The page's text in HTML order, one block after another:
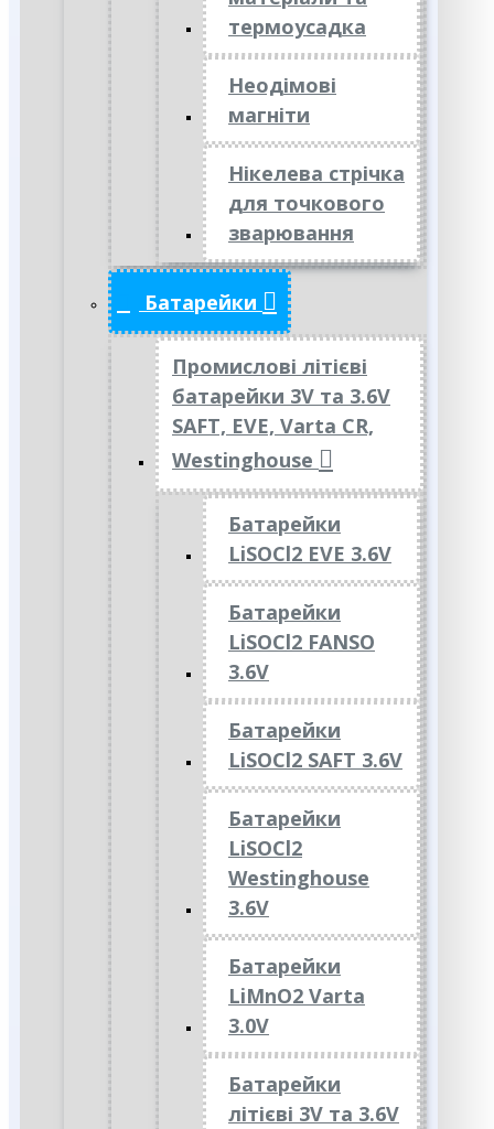
термоусадка
Неодімові
магніти
Нікелева стрічка
для точкового
зварювання
Батарейки
Промислові літієві
батарейки 3V та 3.6V
SAFT, EVE, Varta CR,
Westinghouse
Батарейки
LiSOCl2 EVE 3.6V
Батарейки
LiSOCl2 FANSO
3.6V
Батарейки
LiSOCl2 SAFT 3.6V
Батарейки
LiSOCl2
Westinghouse
3.6V
Батарейки
LiMnO2 Varta
3.0V
Батарейки
літієві 3V та 3.6V